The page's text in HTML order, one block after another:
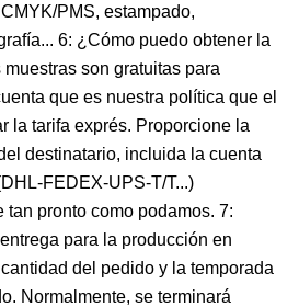
PMS, estampado,
6: ¿Cómo puedo obtener la
son gratuitas para
que es nuestra política que el
la tarifa exprés. Proporcione la
destinatario, incluida la cuenta
FEDEX-UPS-T/T...)
tan pronto como podamos. 7:
para la producción en
del pedido y la temporada
Normalmente, se terminará